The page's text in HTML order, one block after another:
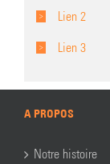
Lien 2
Lien 3
A PROPOS
Notre histoire